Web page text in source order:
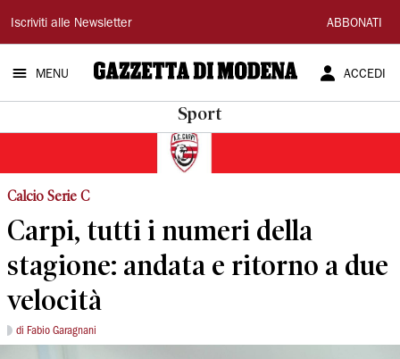
Gazzetta
di
Modena
Iscriviti alle Newsletter ABBONATI
MENU ACCEDI
Sport
Calcio Serie C
Carpi, tutti i numeri della
stagione: andata e ritorno a due
velocità
di Fabio Garagnani